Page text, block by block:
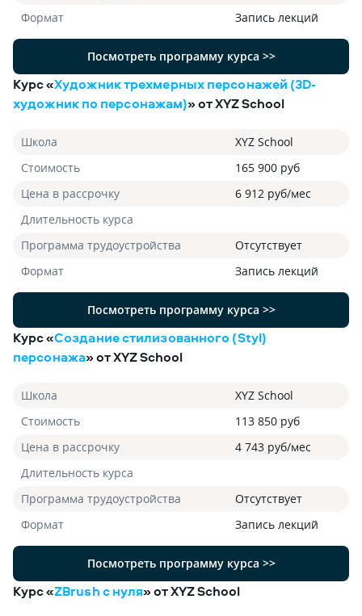
Формат
Запись лекций
Посмотреть программу курса >>
Курс «Художник трехмерных персонажей (3D-
художник по персонажам)» от XYZ School
Школа
XYZ School
Стоимость
165 900 руб
Цена в рассрочку
6 912 руб/мес
Длительность курса
Программа трудоустройства
Отсутствует
Формат
Запись лекций
Посмотреть программу курса >>
Курс «Создание стилизованного (Styl)
персонажа» от XYZ School
Школа
XYZ School
Стоимость
113 850 руб
Цена в рассрочку
4 743 руб/мес
Длительность курса
Программа трудоустройства
Отсутствует
Формат
Запись лекций
Посмотреть программу курса >>
Курс «ZBrush с нуля» от XYZ School